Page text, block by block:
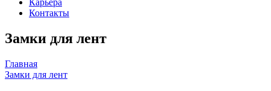
Карьера
Контакты
Замки для лент
Главная
Замки для лент